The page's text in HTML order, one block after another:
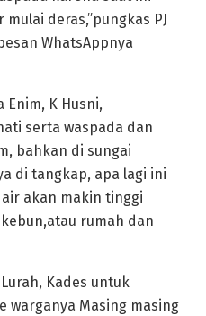
deras,”pungkas PJ
WhatsAppnya
Enim, K Husni,
serta waspada dan
bahkan di sungai
di tangkap, apa lagi ini
akan makin tinggi
rumah dan
Kades untuk
warganya Masing masing